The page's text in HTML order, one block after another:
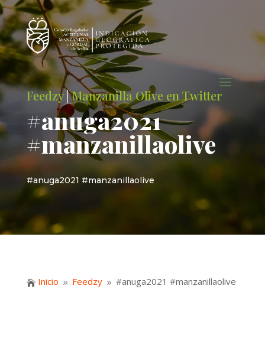
Feedzy|Manzanilla Olive en Twitter
#anuga2021
#manzanillaolive
#anuga2021 #manzanillaolive
 Inicio 9 Feedzy 9 #anuga2021 #manzanillaolive